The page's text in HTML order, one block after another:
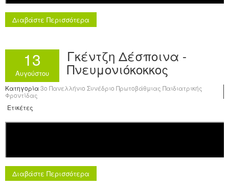
Διαβάστε Περισσότερα
13
Αυγούστου
Γκέντζη Δέσποινα -
Πνευμονιόκοκκος
Κατηγορία3o Πανελλήνιο Συνέδριο Πρωτοβάθμιας Παιδιατρικής
Φροντίδας
Ετικέτες
Διαβάστε Περισσότερα